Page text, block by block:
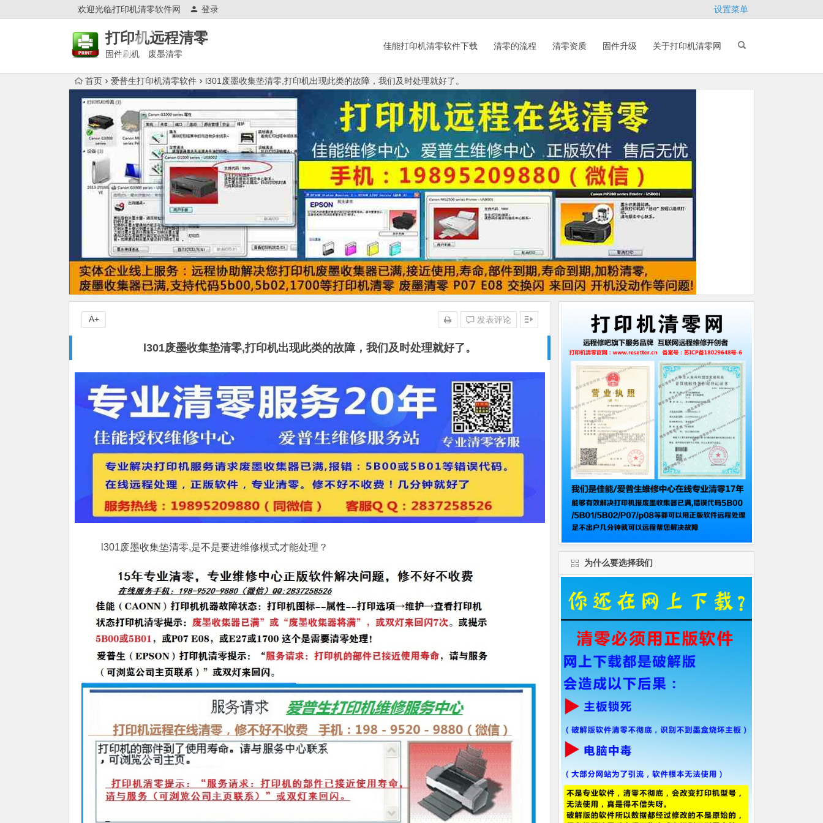
欢迎光临打印机清零软件网 登录 设置菜单
打印机远程清零
固件刷机 废墨清零
佳能打印机清零软件下载 清零的流程 清零资质 固件升级 关于打印机清零网
首页 爱普生打印机清零软件 l301废墨收集垫清零,打印机出现此类的故障，我们及时处理就好了。
l301废墨收集垫清零,打印机出现此类的故障，我们及时处理就好了。
发表评论
A+
l301废墨收集垫清零,是不是要进维修模式才能处理？
为什么要选择我们